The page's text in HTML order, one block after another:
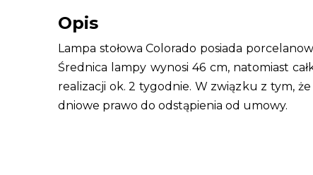
Opis
Lampa stołowa Colorado posiada
Średnica lampy wynosi 46 cm, natomiast
realizacji ok. 2 tygodnie. W związku z tym,
dniowe prawo do odstąpienia od umowy.